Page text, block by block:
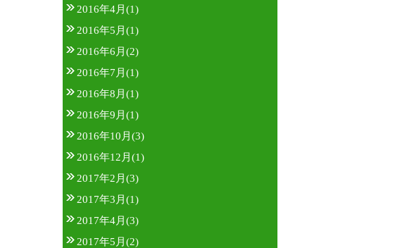
2016年4月(1)
2016年5月(1)
2016年6月(2)
2016年7月(1)
2016年8月(1)
2016年9月(1)
2016年10月(3)
2016年12月(1)
2017年2月(3)
2017年3月(1)
2017年4月(3)
2017年5月(2)